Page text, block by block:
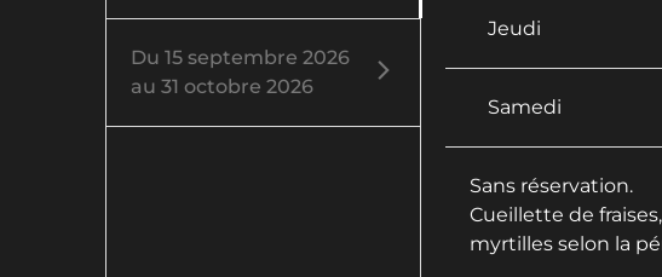
Du 15 septembre 2026
au 31 octobre 2026
Jeudi
Samedi
Sans réservation.
Cueillette de
myrtilles selon la